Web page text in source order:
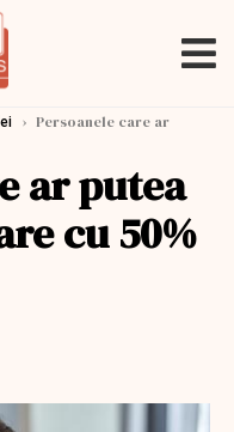
› Persoanele care ar
ar putea
cu 50%